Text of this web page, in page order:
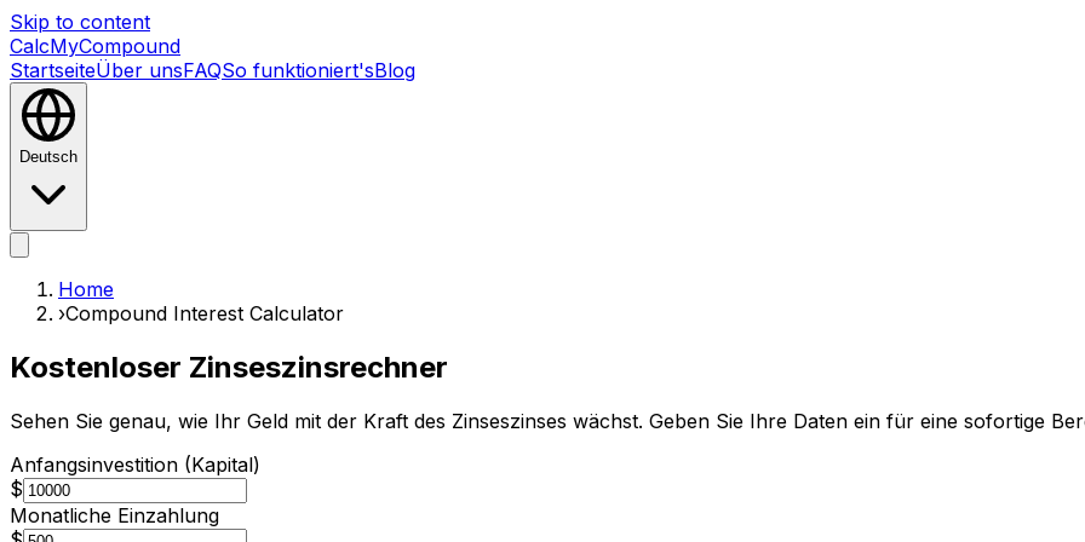
Skip to content
CalcMyCompound
StartseiteÜber unsFAQSo funktioniert'sBlog
Deutsch
Home
›Compound Interest Calculator
Kostenloser Zinseszinsrechner
Sehen Sie genau, wie Ihr Geld mit der Kraft des Zinseszinses wächst. Geben Sie Ihre Daten ein für eine sofortige
Anfangsinvestition (Kapital)
$
Monatliche Einzahlung